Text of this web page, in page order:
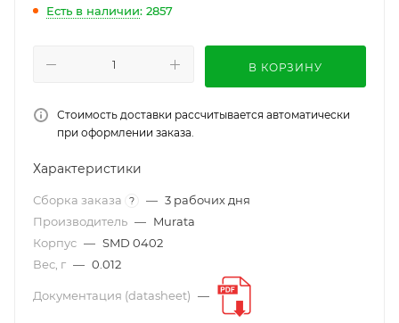
Есть в наличии: 2857
В КОРЗИНУ
Стоимость доставки рассчитывается автоматически
при оформлении заказа.
Характеристики
Сборка заказа ? — 3 рабочих дня
Производитель — Murata
Корпус — SMD 0402
Вес, г — 0.012
Документация (datasheet) —